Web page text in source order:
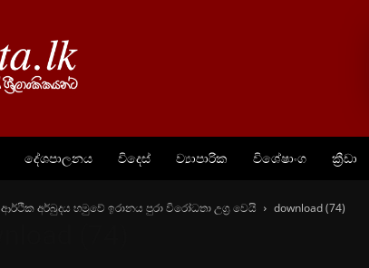
දේශපාලනය විදෙස් ව්‍යාපාරික විශේෂාංග ක්‍රීඩා
ආර්ථික අර්බුදය හමුවේ ඉරානය පුරා විරෝධතා උග්‍ර වෙයි download (74)